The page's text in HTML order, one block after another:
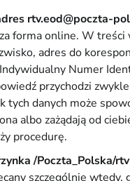
rtv.eod@poczta-
forma online. W treści
adres do
Numer
przychodzi
tych danych może
albo zażądają od
procedurę.
/Poczta_Polska/rtv
szczególnie wtedy,